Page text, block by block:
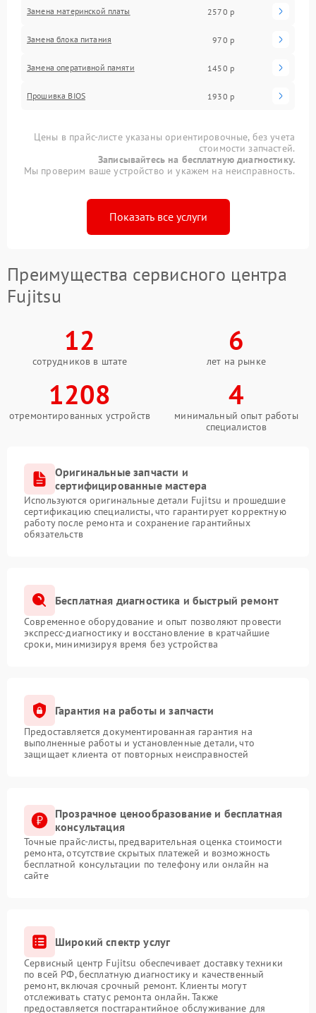
Замена материнской платы 2570 р
Замена блока питания 970 р
Замена оперативной памяти 1450 р
Прошивка BIOS 1930 р
Цены в прайс-листе указаны ориентировочные, без учета
стоимости запчастей.
Записывайтесь на бесплатную диагностику.
Мы проверим ваше устройство и укажем на неисправность.
Показать все услуги
Преимущества сервисного центра
Fujitsu
12
сотрудников в штате
6
лет на рынке
1208
отремонтированных устройств
4
минимальный опыт работы
специалистов
Оригинальные запчасти и
сертифицированные мастера
Используются оригинальные детали Fujitsu и прошедшие
сертификацию специалисты, что гарантирует корректную
работу после ремонта и сохранение гарантийных
обязательств
Бесплатная диагностика и быстрый ремонт
Современное оборудование и опыт позволяют провести
экспресс-диагностику и восстановление в кратчайшие
сроки, минимизируя время без устройства
Гарантия на работы и запчасти
Предоставляется документированная гарантия на
выполненные работы и установленные детали, что
защищает клиента от повторных неисправностей
Прозрачное ценообразование и бесплатная
консультация
Точные прайс-листы, предварительная оценка стоимости
ремонта, отсутствие скрытых платежей и возможность
бесплатной консультации по телефону или онлайн на
сайте
Широкий спектр услуг
Сервисный центр Fujitsu обеспечивает доставку техники
по всей РФ, бесплатную диагностику и качественный
ремонт, включая срочный ремонт. Клиенты могут
отслеживать статус ремонта онлайн. Также
предоставляется постгарантийное обслуживание для